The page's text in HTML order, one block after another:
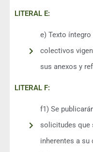
LITERAL E:
e) Texto
colectivos
sus anexos y
LITERAL F:
f1) Se
solicitudes que
inherentes a su